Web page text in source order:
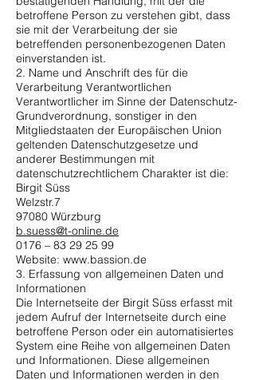
betroffene Person zu verstehen gibt, dass
sie mit der Verarbeitung der sie
betreffenden personenbezogenen Daten
einverstanden ist.
2. Name und Anschrift des für die
Verarbeitung Verantwortlichen
Verantwortlicher im Sinne der Datenschutz-
Grundverordnung, sonstiger in den
Mitgliedstaaten der Europäischen Union
geltenden Datenschutzgesetze und
anderer Bestimmungen mit
datenschutzrechtlichem Charakter ist die:
Birgit Süss
Welzstr.7
97080 Würzburg
b.suess@t-online.de
0176 – 83 29 25 99
Website: www.bassion.de
3. Erfassung von allgemeinen Daten und
Informationen
Die Internetseite der Birgit Süss erfasst mit
jedem Aufruf der Internetseite durch eine
betroffene Person oder ein automatisiertes
System eine Reihe von allgemeinen Daten
und Informationen. Diese allgemeinen
Daten und Informationen werden in den